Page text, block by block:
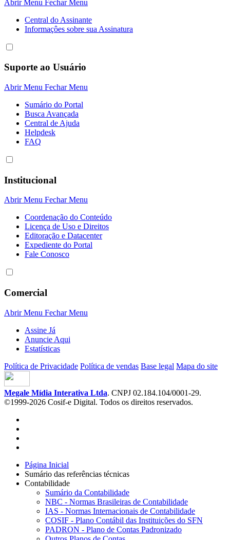
Abrir Menu Fechar Menu
Central do Assinante
Informaçôes sobre sua Assinatura
Suporte ao Usuário
Abrir Menu Fechar Menu
Sumário do Portal
Busca Avançada
Central de Ajuda
Helpdesk
FAQ
Institucional
Abrir Menu Fechar Menu
Coordenação do Conteúdo
Licença de Uso e Direitos
Editoração e Datacenter
Expediente do Portal
Fale Conosco
Comercial
Abrir Menu Fechar Menu
Assine Já
Anuncie Aqui
Estatísticas
Política de Privacidade Política de vendas Base legal Mapa do site
Megale Mídia Interativa Ltda. CNPJ 02.184.104/0001-29.
©1999-2026 Cosif-e Digital. Todos os direitos reservados.
Página Inicial
Sumário das referências técnicas
Contabilidade
Sumário da Contabilidade
NBC - Normas Brasileiras de Contabilidade
IAS - Normas Internacionais de Contabilidade
COSIF - Plano Contábil das Instituições do SFN
PADRON - Plano de Contas Padronizado